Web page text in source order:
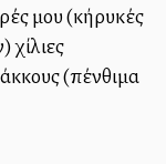
μου (κήρυκές
χίλιες
(πένθιμα